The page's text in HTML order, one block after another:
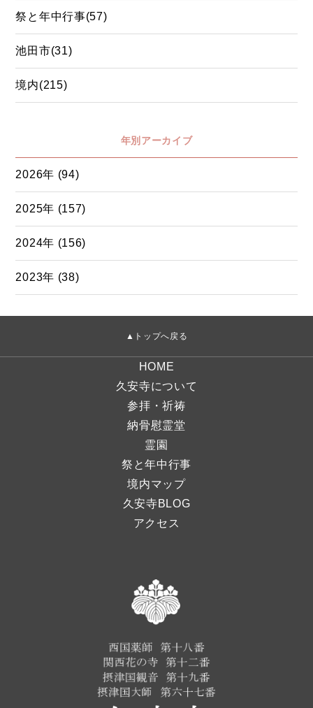
祭と年中行事(57)
池田市(31)
境内(215)
年別アーカイブ
2026年 (94)
2025年 (157)
2024年 (156)
2023年 (38)
▲トップへ戻る
HOME
久安寺について
参拝・祈祷
納骨慰霊堂
霊園
祭と年中行事
境内マップ
久安寺BLOG
アクセス